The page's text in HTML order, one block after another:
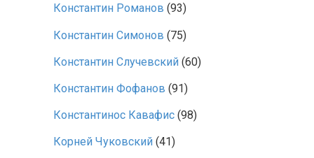
Константин Романов (93)
Константин Симонов (75)
Константин Случевский (60)
Константин Фофанов (91)
Константинос Кавафис (98)
Корней Чуковский (41)